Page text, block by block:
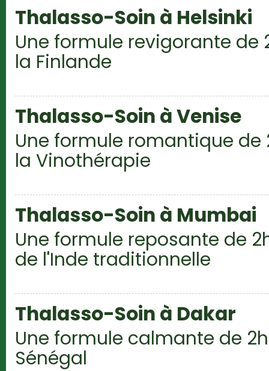
Thalasso-Soin à Helsinki
Une formule revigorante de
la Finlande
Thalasso-Soin à Venise
Une formule romantique de
la Vinothérapie
Thalasso-Soin à Mumbai
Une formule reposante de
de l'Inde traditionnelle
Thalasso-Soin à Dakar
Une formule calmante de
Sénégal